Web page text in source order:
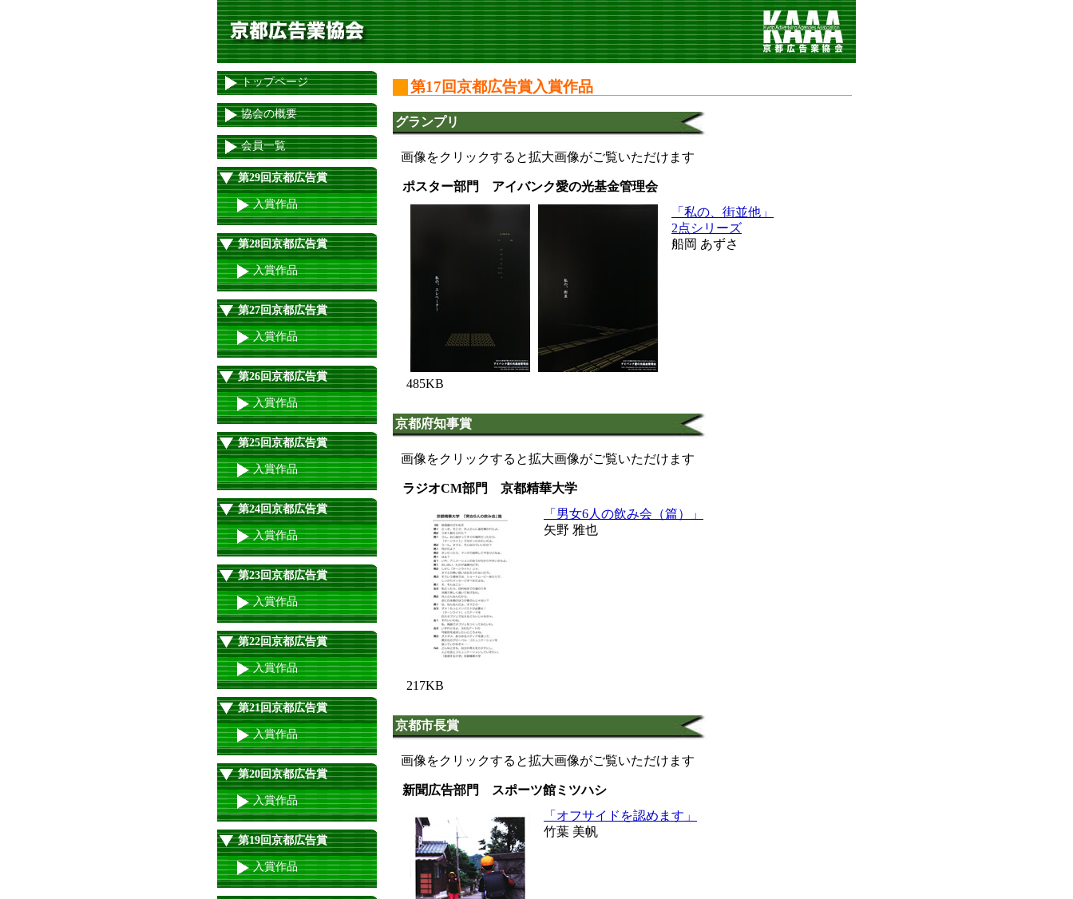
第17回京都広告賞入賞作品
グランプリ
画像をクリックすると拡大画像がご覧いただけます
ポスター部門 アイバンク愛の光基金管理会
485KB
「私の、街並他」
2点シリーズ
船岡 あずさ
京都府知事賞
画像をクリックすると拡大画像がご覧いただけます
ラジオCM部門 京都精華大学
217KB
「男女6人の飲み会（篇）」
矢野 雅也
京都市長賞
画像をクリックすると拡大画像がご覧いただけます
新聞広告部門 スポーツ館ミツハシ
「オフサイドを認めます」
竹葉 美帆
トップページ
協会の概要
会員一覧
第29回京都広告賞
入賞作品
第28回京都広告賞
入賞作品
第27回京都広告賞
入賞作品
第26回京都広告賞
入賞作品
第25回京都広告賞
入賞作品
第24回京都広告賞
入賞作品
第23回京都広告賞
入賞作品
第22回京都広告賞
入賞作品
第21回京都広告賞
入賞作品
第20回京都広告賞
入賞作品
第19回京都広告賞
入賞作品